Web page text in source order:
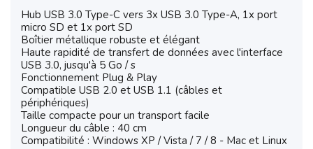
Hub USB 3.0 Type-C vers 3x USB 3.0 Type-A, 1x port
micro SD et 1x port SD
Boîtier métallique robuste et élégant
Haute rapidité de transfert de données avec l'interface
USB 3.0, jusqu'à 5 Go / s
Fonctionnement Plug & Play
Compatible USB 2.0 et USB 1.1 (câbles et
périphériques)
Taille compacte pour un transport facile
Longueur du câble : 40 cm
Compatibilité : Windows XP / Vista / 7 / 8 - Mac et Linux